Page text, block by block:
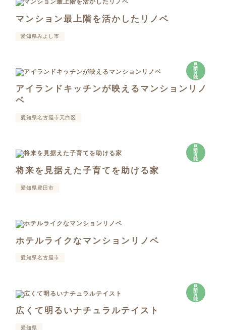
マンション最上階を活かしたリノベ
愛知県みよし市
見
学
可
能
アイランドキッチンが映えるマンションリノ
ベ
愛知県名古屋市天白区
見
学
可
能
将来を見据えた子育てを助ける家
愛知県豊田市
ホテルライクなマンションリノベ
愛知県名古屋市
見
学
可
能
広くて明るいナチュラルテイスト
愛知県